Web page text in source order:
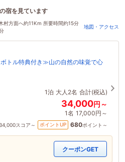
予約されました
村方面へ約11Km 所要時間約15分
地図・アクセス
トル特典付き≫山の自然の味覚で心
1泊 大人2名 合計(税込)
34,000円～
1名 17,000円～
スコア～ ポイントUP 680ポイント～
クーポンGET